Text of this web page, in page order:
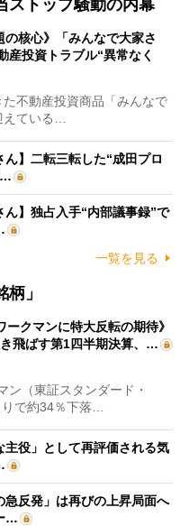
ストップ騒動の内幕
の核心》「みんなで大家さ
産投資トラブル“異常なく
不動産投資商品「みんなで
ている…
ん】二転三転した“成田プロ
…
ん】独占入手“内部議事録”で
一覧を見る
」
ークマンに特大反転の期待》
飛ばす第1四半期決算、…
（東証スタンダード・
で約34％下落…
役」として再評価される気
反発」は再びの上昇局面へ
…